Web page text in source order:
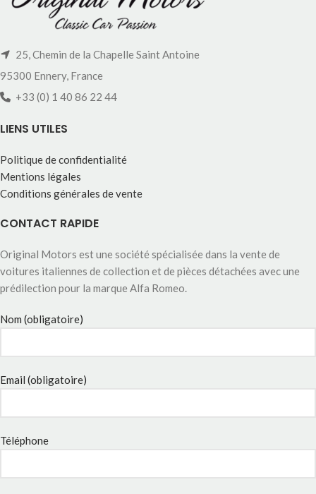
25, Chemin de la Chapelle Saint Antoine
95300 Ennery, France
+33 (0) 1 40 86 22 44
LIENS UTILES
Politique de confidentialité
Mentions légales
Conditions générales de vente
CONTACT RAPIDE
Original Motors est une société spécialisée dans la vente de
voitures italiennes de collection et de pièces détachées avec une
prédilection pour la marque Alfa Romeo.
Nom (obligatoire)
Email (obligatoire)
Téléphone